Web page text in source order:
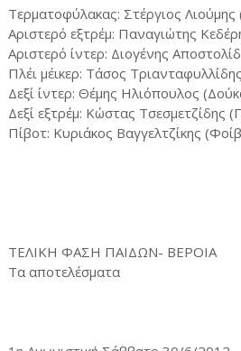
Τερματοφύλακας: Στέργιος
Αριστερό εξτρέμ: Παναγιώτης
Αριστερό ίντερ: Διογένης
Πλέι μέικερ: Τάσος
Δεξί ίντερ: Θέμης Ηλιόπουλος
Δεξί εξτρέμ: Κώστας Τσεσμετζίδης
Πίβοτ: Κυριάκος Βαγγελτζίκης
ΤΕΛΙΚΗ ΦΑΣΗ ΠΑΙΔΩΝ- ΒΕΡΟΙΑ
Τα αποτελέσματα